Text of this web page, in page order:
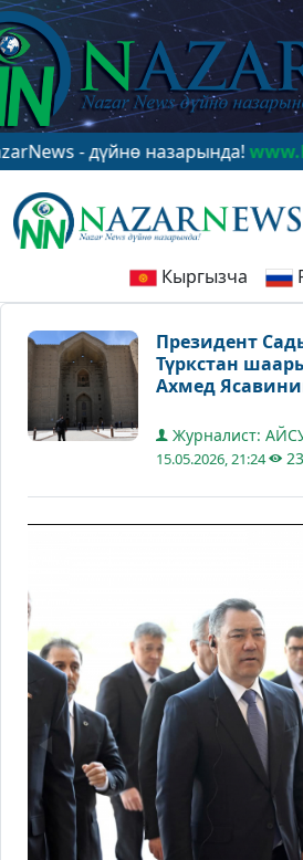
- дүйнө назарында!
Кыргызча
Президент
Түркстан
Ахмед
Журналист:
15.05.2026, 21:24